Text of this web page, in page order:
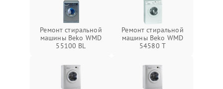
Ремонт стиральной
машины Beko WMD
55100 BL
Ремонт стиральной
машины Beko WMD
54580 T